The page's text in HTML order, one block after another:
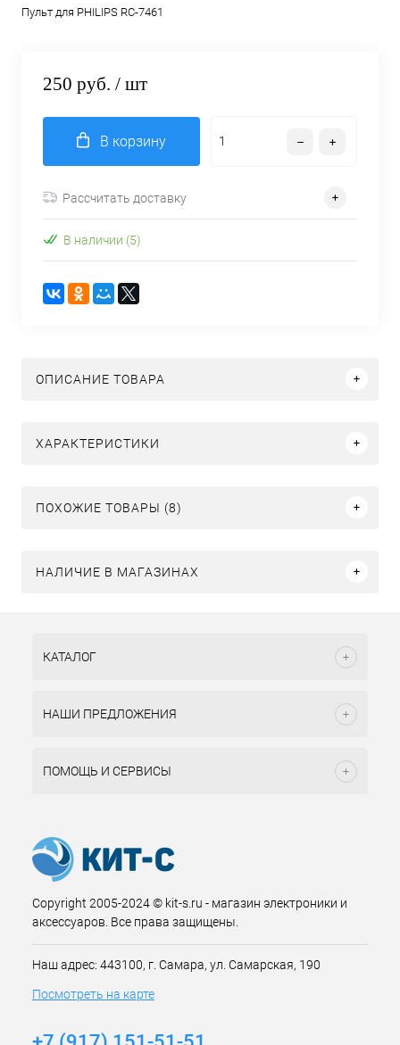
Пульт для PHILIPS RC-7461
250 руб. / шт
В корзину
Рассчитать доставку
В наличии (5)
ОПИСАНИЕ ТОВАРА
ХАРАКТЕРИСТИКИ
ПОХОЖИЕ ТОВАРЫ (8)
НАЛИЧИЕ В МАГАЗИНАХ
КАТАЛОГ
НАШИ ПРЕДЛОЖЕНИЯ
ПОМОЩЬ И СЕРВИСЫ
Copyright 2005-2024 © kit-s.ru - магазин электроники и
аксессуаров. Все права защищены.
Наш адрес: 443100, г. Самара, ул. Самарская, 190
Посмотреть на карте